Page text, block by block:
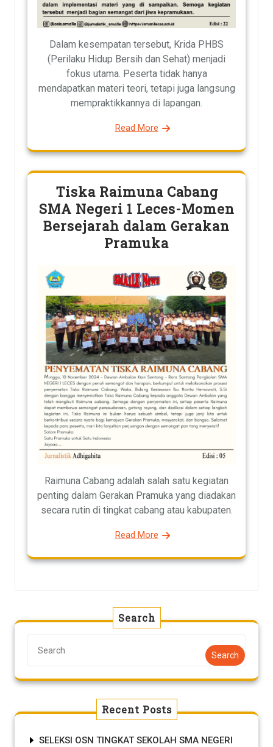
Dalam kesempatan tersebut, Krida PHBS
(Perilaku Hidup Bersih dan Sehat) menjadi
fokus utama. Peserta tidak hanya
mendapatkan materi teori, tetapi juga langsung
mempraktikkannya di lapangan.
Read More
Tiska Raimuna Cabang
SMA Negeri 1 Leces-Momen
Bersejarah dalam Gerakan
Pramuka
Raimuna Cabang adalah salah satu kegiatan
penting dalam Gerakan Pramuka yang diadakan
secara rutin di tingkat cabang atau kabupaten.
Read More
Search
Search
Recent Posts
SELEKSI OSN TINGKAT SEKOLAH SMA NEGERI